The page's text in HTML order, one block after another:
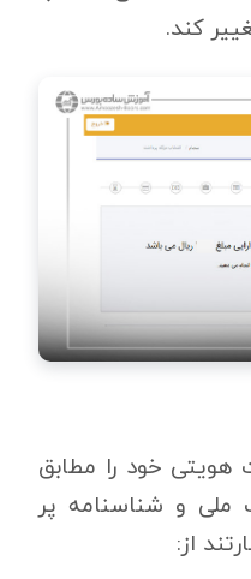
کند.
هویتی خود را مطابق
ملی و شناسنامه پر
از: